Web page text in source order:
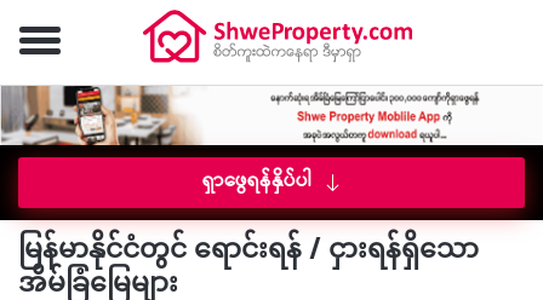
ရှာဖွေရန်နှိပ်ပါ
မြန်မာနိုင်ငံတွင် ရောင်းရန် / ငှားရန်ရှိသော
အိမ်ခြံမြေများ